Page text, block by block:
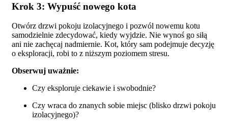
Krok 3: Wypuść nowego kota
Otwórz drzwi pokoju izolacyjnego i pozwól nowemu kotu
samodzielnie zdecydować, kiedy wyjdzie. Nie wynoś go siłą
ani nie zachęcaj nadmiernie. Kot, który sam podejmuje decyzję
o eksploracji, robi to z niższym poziomem stresu.
Obserwuj uważnie:
Czy eksploruje ciekawie i swobodnie?
Czy wraca do znanych sobie miejsc (blisko drzwi pokoju
izolacyjnego)?